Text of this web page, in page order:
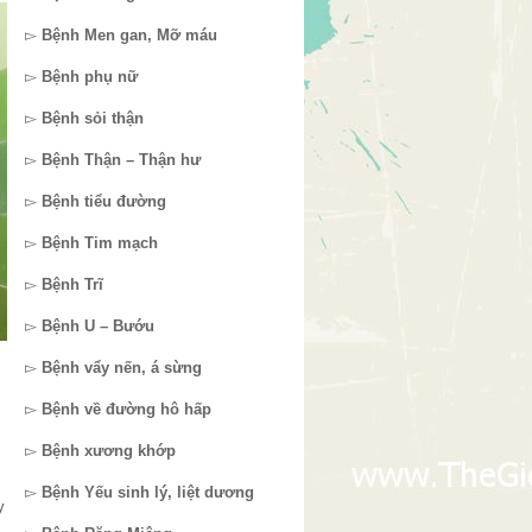
▻ Bệnh Men gan, Mỡ máu
▻ Bệnh phụ nữ
▻ Bệnh sỏi thận
▻ Bệnh Thận – Thận hư
▻ Bệnh tiểu đường
▻ Bệnh Tim mạch
▻ Bệnh Trĩ
▻ Bệnh U – Bướu
▻ Bệnh vẩy nến, á sừng
▻ Bệnh về đường hô hấp
▻ Bệnh xương khớp
▻ Bệnh Yếu sinh lý, liệt dương